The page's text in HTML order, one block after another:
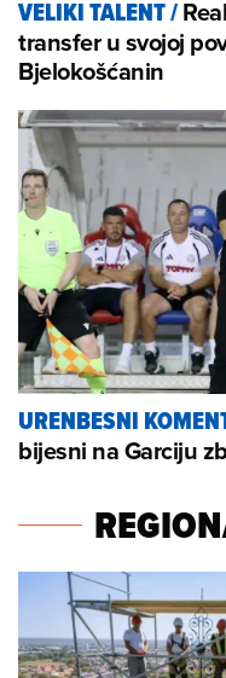
VELIKI TALENT/
transfer u svojoj
Bjelokošćanin
URENBESNI
bijesni na Garciju